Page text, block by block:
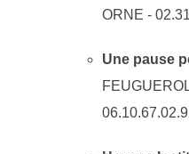
ORNE -
Une pause